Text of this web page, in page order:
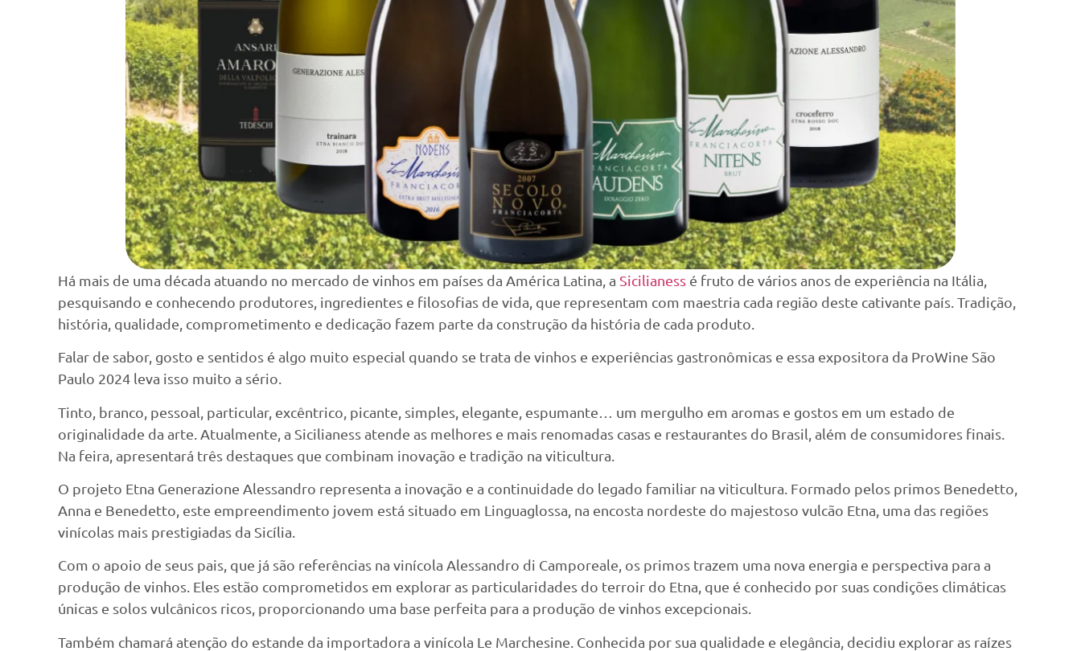
Há mais de uma década atuando no mercado de vinhos em países da América Latina, a Sicilianess é fruto de vários anos de experiência na Itália,
pesquisando e conhecendo produtores, ingredientes e filosofias de vida, que representam com maestria cada região deste cativante país. Tradição,
história, qualidade, comprometimento e dedicação fazem parte da construção da história de cada produto.
Falar de sabor, gosto e sentidos é algo muito especial quando se trata de vinhos e experiências gastronômicas e essa expositora da ProWine São
Paulo 2024 leva isso muito a sério.
Tinto, branco, pessoal, particular, excêntrico, picante, simples, elegante, espumante… um mergulho em aromas e gostos em um estado de
originalidade da arte. Atualmente, a Sicilianess atende as melhores e mais renomadas casas e restaurantes do Brasil, além de consumidores finais.
Na feira, apresentará três destaques que combinam inovação e tradição na viticultura.
O projeto Etna Generazione Alessandro representa a inovação e a continuidade do legado familiar na viticultura. Formado pelos primos Benedetto,
Anna e Benedetto, este empreendimento jovem está situado em Linguaglossa, na encosta nordeste do majestoso vulcão Etna, uma das regiões
vinícolas mais prestigiadas da Sicília.
Com o apoio de seus pais, que já são referências na vinícola Alessandro di Camporeale, os primos trazem uma nova energia e perspectiva para a
produção de vinhos. Eles estão comprometidos em explorar as particularidades do terroir do Etna, que é conhecido por suas condições climáticas
únicas e solos vulcânicos ricos, proporcionando uma base perfeita para a produção de vinhos excepcionais.
Também chamará atenção do estande da importadora a vinícola Le Marchesine. Conhecida por sua qualidade e elegância, decidiu explorar as raízes